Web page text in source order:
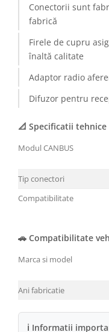
Conectorii sunt
fabrică
Firele de cupru
înaltă calitate
Adaptor radio
Difuzor pentru
📐 Specificatii tehnice
Modul CANBUS
Tip conectori
Compatibilitate
🚗 Compatibilitate
Marca si model
Ani fabricatie
ℹ Informatii